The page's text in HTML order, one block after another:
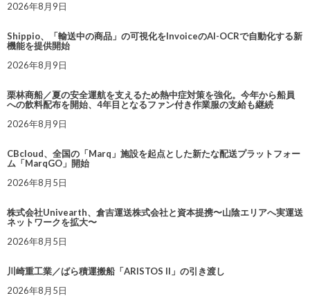
2026年8月9日
Shippio、「輸送中の商品」の可視化をInvoiceのAI-OCRで自動化する新
機能を提供開始
2026年8月9日
栗林商船／夏の安全運航を支えるため熱中症対策を強化。今年から船員
への飲料配布を開始、4年目となるファン付き作業服の支給も継続
2026年8月9日
CBcloud、全国の「Marq」施設を起点とした新たな配送プラットフォー
ム「MarqGO」開始
2026年8月5日
株式会社Univearth、倉吉運送株式会社と資本提携〜山陰エリアへ実運送
ネットワークを拡大〜
2026年8月5日
川崎重工業／ばら積運搬船「ARISTOS II」の引き渡し
2026年8月5日